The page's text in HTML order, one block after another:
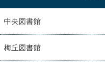
中央図書館
梅丘図書館